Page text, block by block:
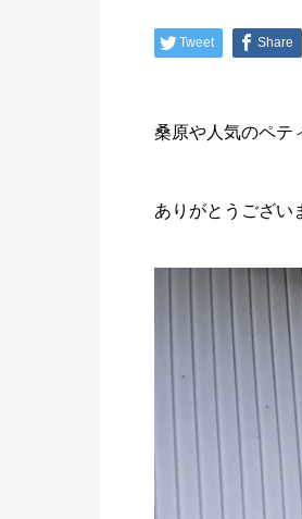
Tweet Share
桑原や人気のペテ
ありがとうござい